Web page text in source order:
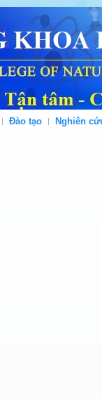
Đào tạo Nghiên